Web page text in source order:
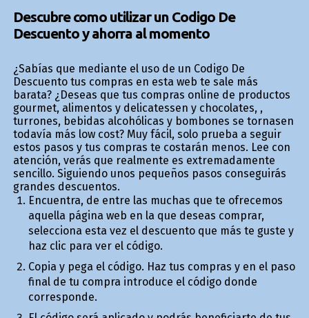
Descubre como utilizar un Codigo De
Descuento y ahorra al momento
¿Sabías que mediante el uso de un Codigo De
Descuento tus compras en esta web te sale más
barata? ¿Deseas que tus compras online de productos
gourmet, alimentos y delicatessen y chocolates, ,
turrones, bebidas alcohólicas y bombones se tornasen
todavía más low cost? Muy fácil, solo prueba a seguir
estos pasos y tus compras te costarán menos. Lee con
atención, verás que realmente es extremadamente
sencillo. Siguiendo unos pequeños pasos conseguirás
grandes descuentos.
Encuentra, de entre las muchas que te ofrecemos
aquella página web en la que deseas comprar,
selecciona esta vez el descuento que más te guste y
haz clic para ver el código.
Copia y pega el código. Haz tus compras y en el paso
final de tu compra introduce el código donde
corresponde.